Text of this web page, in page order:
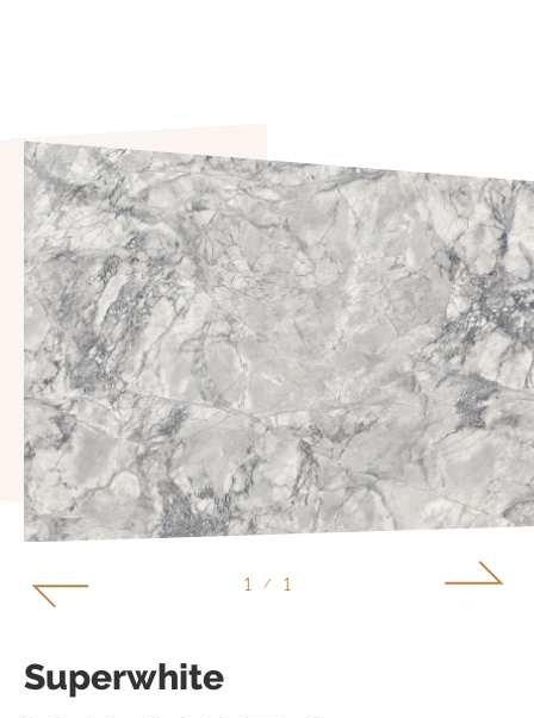
1 / 1
Superwhite